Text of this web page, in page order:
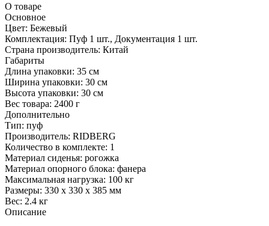
О товаре
Основное
Цвет: Бежевый
Комплектация: Пуф 1 шт., Документация 1 шт.
Страна производитель: Китай
Габариты
Длина упаковки: 35 см
Ширина упаковки: 30 см
Высота упаковки: 30 см
Вес товара: 2400 г
Дополнительно
Тип: пуф
Производитель: RIDBERG
Количество в комплекте: 1
Материал сиденья: рогожка
Материал опорного блока: фанера
Максимальная нагрузка: 100 кг
Размеры: 330 х 330 х 385 мм
Вес: 2.4 кг
Описание